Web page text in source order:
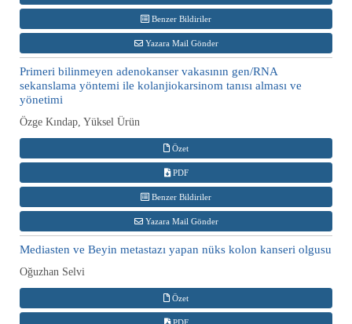
Benzer Bildiriler
Yazara Mail Gönder
Primeri bilinmeyen adenokanser vakasının gen/RNA
sekanslama yöntemi ile kolanjiokarsinom tanısı alması ve
yönetimi
Özge Kındap, Yüksel Ürün
Özet
PDF
Benzer Bildiriler
Yazara Mail Gönder
Mediasten ve Beyin metastazı yapan nüks kolon kanseri olgusu
Oğuzhan Selvi
Özet